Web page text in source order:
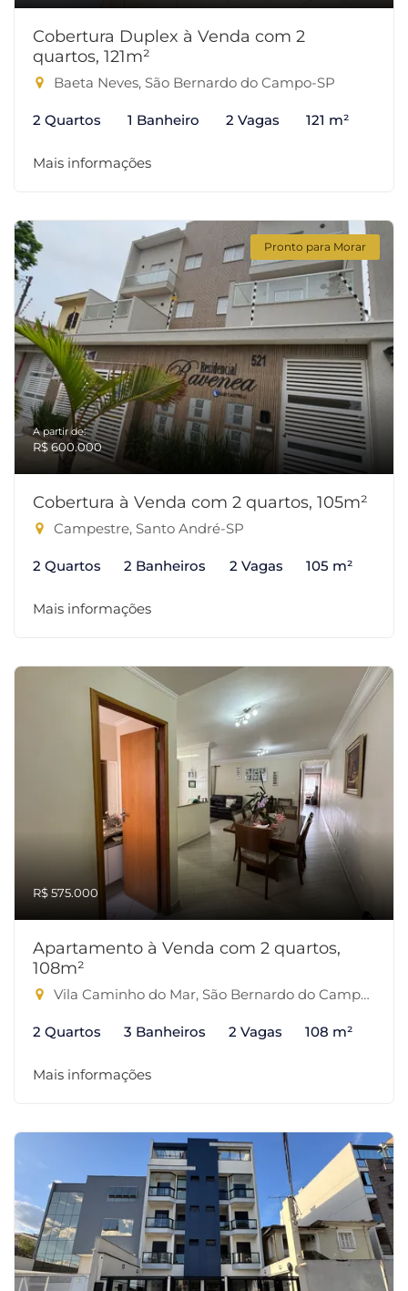
Cobertura Duplex à Venda com 2
quartos, 121m²
Baeta Neves, São Bernardo do Campo-SP
2 Quartos 1 Banheiro 2 Vagas 121 m²
Mais informações
Pronto para Morar
A partir de:
R$ 600.000
Cobertura à Venda com 2 quartos, 105m²
Campestre, Santo André-SP
2 Quartos 2 Banheiros 2 Vagas 105 m²
Mais informações
R$ 575.000
Apartamento à Venda com 2 quartos,
108m²
Vila Caminho do Mar, São Bernardo do Campo-SP
2 Quartos 3 Banheiros 2 Vagas 108 m²
Mais informações